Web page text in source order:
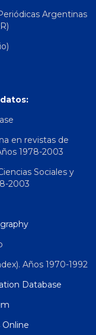
Argentinas
en revistas de
1978-2003
Sociales y
2003
Años 1970-1992
Database